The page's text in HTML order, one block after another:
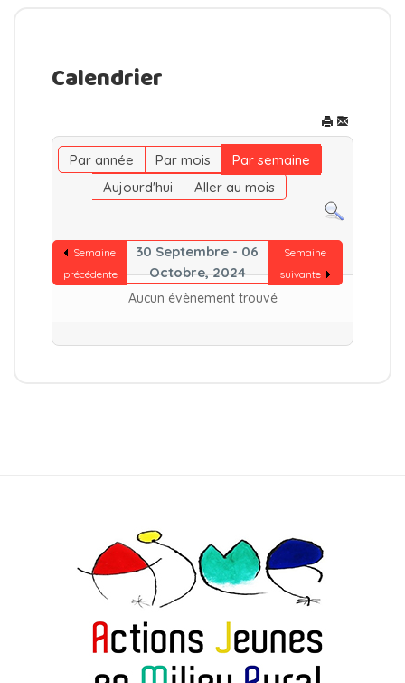
Calendrier
Par année Par mois
Par semaine
Aujourd'hui
Aller au mois
Semaine
précédente
30 Septembre - 06
Octobre, 2024
Semaine
suivante
Aucun évènement trouvé